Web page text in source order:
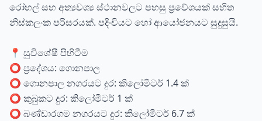
රෝහල් සහ අත්‍යවශ්‍ය ස්ථානවලට පහසු ප්‍රවේශයක් සහිත
නිස්කලංක පරිසරයක්. පදිංචියට හෝ ආයෝජනයට සුදුසුයි.
📍 සුවිශේෂී පිහිටීම
⭕ ප්‍රදේශය: ගොනපාල
⭕ ගොනපාල නගරයට දුර: කිලෝමීටර් 1.4 ක්
⭕ කුබුකට දුර: කිලෝමීටර් 1 ක්
⭕ බණ්ඩාරගම නගරයට දුර: කිලෝමීටර් 6.7 ක්